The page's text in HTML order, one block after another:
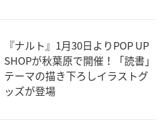
『ナルト』1月30日よりPOP UP
SHOPが秋葉原で開催！「読書」
テーマの描き下ろしイラストグ
ッズが登場